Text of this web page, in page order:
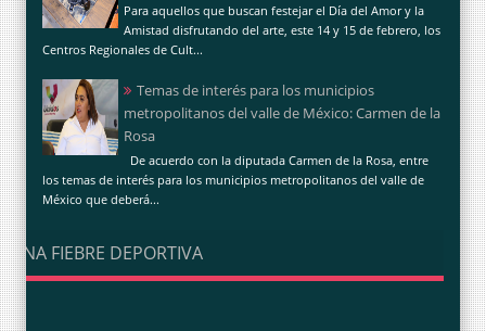
Para aquellos que buscan festejar el Día del Amor y la
Amistad disfrutando del arte, este 14 y 15 de febrero, los
Centros Regionales de Cult...
Temas de interés para los municipios
metropolitanos del valle de México: Carmen de la
Rosa
De acuerdo con la diputada Carmen de la Rosa, entre
los temas de interés para los municipios metropolitanos del valle de
México que deberá...
UNA FIEBRE DEPORTIVA